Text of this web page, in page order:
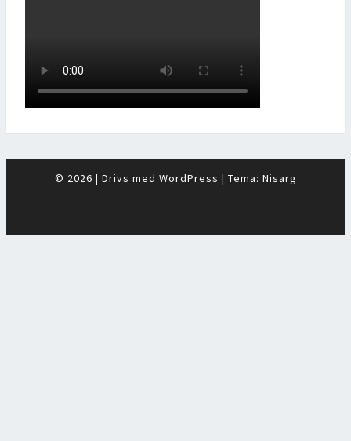
© 2026 | Drivs med WordPress | Tema: Nisarg